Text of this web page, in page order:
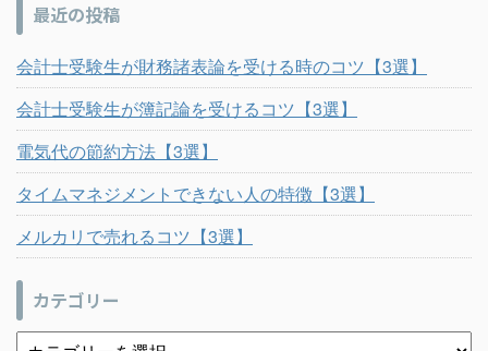
最近の投稿
会計士受験生が財務諸表論を受ける時のコツ【3選】
会計士受験生が簿記論を受けるコツ【3選】
電気代の節約方法【3選】
タイムマネジメントできない人の特徴【3選】
メルカリで売れるコツ【3選】
カテゴリー